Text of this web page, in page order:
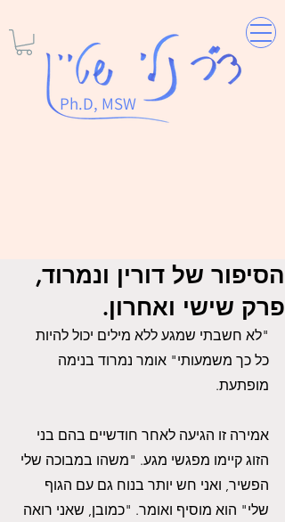
Ph.D, MSW
הסיפור של דורין ונמרוד,
פרק שישי ואחרון.
"לא חשבתי שמגע ללא מילים יכול להיות
כל כך משמעותי" אומר נמרוד בנימה
מופתעת.
אמירה זו הגיעה לאחר חודשיים בהם בני
הזוג קיימו מפגשי מגע. "משהו במבוכה שלי
הפשיר, ואני חש יותר בנוח גם עם הגוף
שלי" הוא מוסיף ואומר. "כמובן, שאני רואה